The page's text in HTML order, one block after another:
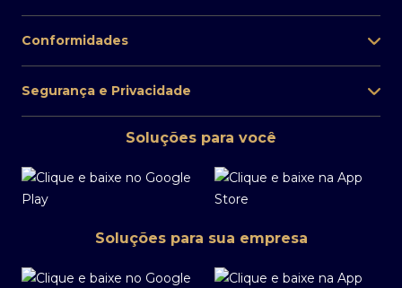
Conformidades
Segurança e Privacidade
Soluções para você
Soluções para sua empresa